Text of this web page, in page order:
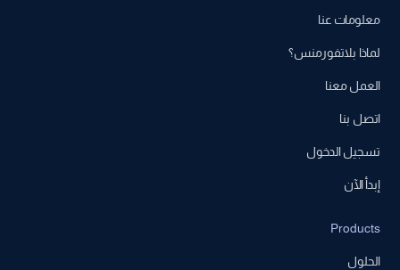
معلومات عنا
لماذا بلاتفورمنس؟
العمل معنا
اتصل بنا
تسجيل الدخول
إبدأ الآن
Products
الحلول